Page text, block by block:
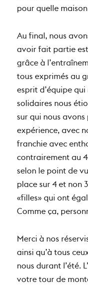
pour quelle
Au final, nous
avoir fait partie
grâce à
tous exprimés au
esprit d’équipe
solidaires nous
sur qui nous
expérience, avec
franchie avec
contrairement au
selon le point de
place sur 4 et non
«filles» qui ont
Comme ça,
Merci à nos
ainsi qu’à tous
nous durant l’été.
votre tour de